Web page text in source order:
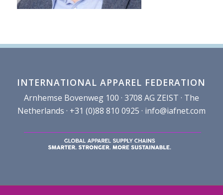
INTERNATIONAL APPAREL FEDERATION
Arnhemse Bovenweg 100 · 3708 AG ZEIST · The
Netherlands · +31 (0)88 810 0925 · info@iafnet.com